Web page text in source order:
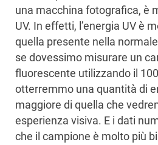
una macchina fotografica, è
UV. In effetti, l’energia UV è
quella presente nella
se dovessimo misurare un
fluorescente utilizzando il
otterremmo una quantità di
maggiore di quella che
esperienza visiva. E i dati
che il campione è molto più